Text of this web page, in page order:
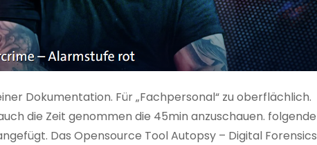
Dokumentation. Für „Fachpersonal“ zu oberflächlich.
die Zeit genommen die 45min anzuschauen. folgende
Das Opensource Tool Autopsy – Digital Forensics